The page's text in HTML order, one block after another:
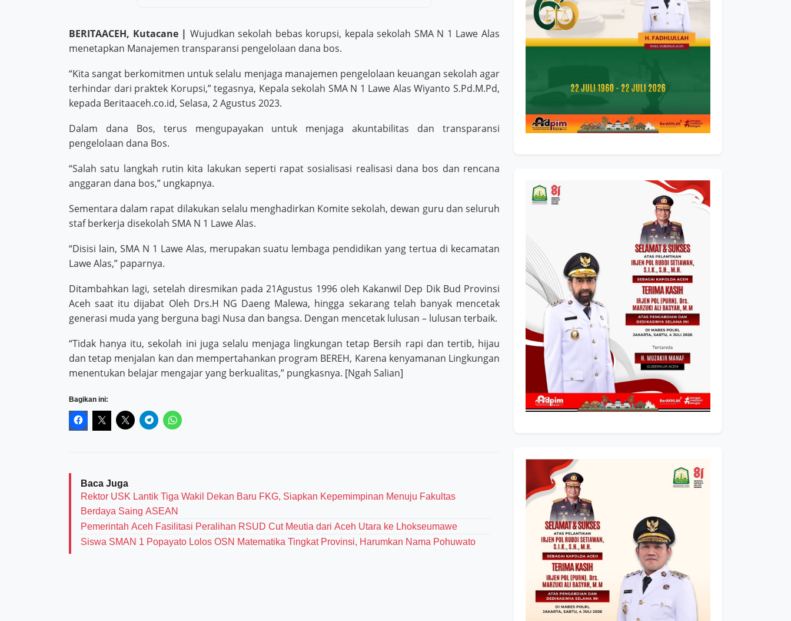
BERITAACEH, Kutacane | Wujudkan sekolah bebas korupsi, kepala sekolah SMA N 1 Lawe Alas
menetapkan Manajemen transparansi pengelolaan dana bos.
“Kita sangat berkomitmen untuk selalu menjaga manajemen pengelolaan keuangan sekolah agar
terhindar dari praktek Korupsi,” tegasnya, Kepala sekolah SMA N 1 Lawe Alas Wiyanto S.Pd.M.Pd,
kepada Beritaaceh.co.id, Selasa, 2 Agustus 2023.
Dalam dana Bos, terus mengupayakan untuk menjaga akuntabilitas dan transparansi
pengelolaan dana Bos.
“Salah satu langkah rutin kita lakukan seperti rapat sosialisasi realisasi dana bos dan rencana
anggaran dana bos,” ungkapnya.
Sementara dalam rapat dilakukan selalu menghadirkan Komite sekolah, dewan guru dan seluruh
staf berkerja disekolah SMA N 1 Lawe Alas.
“Disisi lain, SMA N 1 Lawe Alas, merupakan suatu lembaga pendidikan yang tertua di kecamatan
Lawe Alas,” paparnya.
Ditambahkan lagi, setelah diresmikan pada 21Agustus 1996 oleh Kakanwil Dep Dik Bud Provinsi
Aceh saat itu dijabat Oleh Drs.H NG Daeng Malewa, hingga sekarang telah banyak mencetak
generasi muda yang berguna bagi Nusa dan bangsa. Dengan mencetak lulusan – lulusan terbaik.
“Tidak hanya itu, sekolah ini juga selalu menjaga lingkungan tetap Bersih rapi dan tertib, hijau
dan tetap menjalan kan dan mempertahankan program BEREH, Karena kenyamanan Lingkungan
menentukan belajar mengajar yang berkualitas,” pungkasnya. [Ngah Salian]
Bagikan ini:
Baca Juga
Rektor USK Lantik Tiga Wakil Dekan Baru FKG, Siapkan Kepemimpinan Menuju Fakultas
Berdaya Saing ASEAN
Pemerintah Aceh Fasilitasi Peralihan RSUD Cut Meutia dari Aceh Utara ke Lhokseumawe
Siswa SMAN 1 Popayato Lolos OSN Matematika Tingkat Provinsi, Harumkan Nama Pohuwato